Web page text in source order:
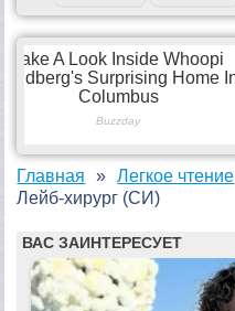
Главная Легкое чтение
Лейб-хирург (СИ)